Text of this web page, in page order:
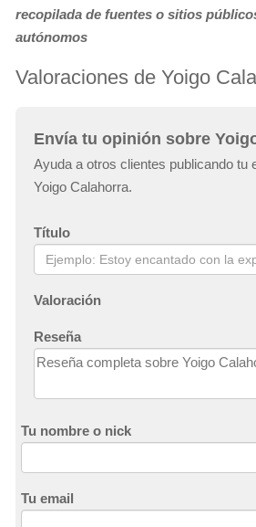
recopilada de fuentes o sitios
autónomos
Valoraciones de Yoigo
Envía tu opinión sobre
Ayuda a otros clientes publicando tu
Yoigo Calahorra.
Título
Valoración
Reseña
Tu nombre o nick
Tu email